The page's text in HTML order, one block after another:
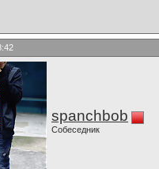
spanchbob
Собеседник